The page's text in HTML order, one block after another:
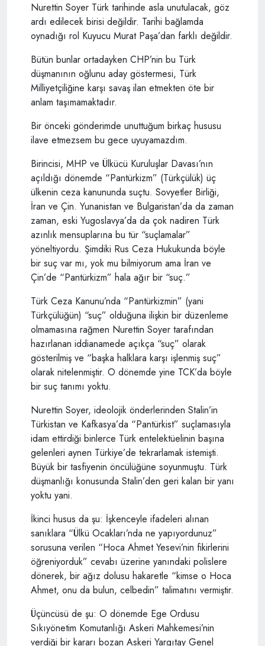
Nurettin Soyer Türk tarihinde asla unutulacak, göz
ardı edilecek birisi değildir. Tarihi bağlamda
oynadığı rol Kuyucu Murat Paşa’dan farklı değildir.
Bütün bunlar ortadayken CHP’nin bu Türk
düşmanının oğlunu aday göstermesi, Türk
Milliyetçiliğine karşı savaş ilan etmekten öte bir
anlam taşımamaktadır.
Bir önceki gönderimde unuttuğum birkaç hususu
ilave etmezsem bu gece uyuyamazdım.
Birincisi, MHP ve Ülkücü Kuruluşlar Davası’nın
açıldığı dönemde “Pantürkizm” (Türkçülük) üç
ülkenin ceza kanununda suçtu. Sovyetler Birliği,
İran ve Çin. Yunanistan ve Bulgaristan’da da zaman
zaman, eski Yugoslavya’da da çok nadiren Türk
azınlık mensuplarına bu tür “suçlamalar”
yöneltiyordu. Şimdiki Rus Ceza Hukukunda böyle
bir suç var mı, yok mu bilmiyorum ama İran ve
Çin’de “Pantürkizm” hala ağır bir “suç.”
Türk Ceza Kanunu’nda “Pantürkizmin” (yani
Türkçülüğün) “suç” olduğuna ilişkin bir düzenleme
olmamasına rağmen Nurettin Soyer tarafından
hazırlanan iddianamede açıkça “suç” olarak
gösterilmiş ve “başka halklara karşı işlenmiş suç”
olarak nitelenmiştir. O dönemde yine TCK’da böyle
bir suç tanımı yoktu.
Nurettin Soyer, ideolojik önderlerinden Stalin’in
Türkistan ve Kafkasya’da “Pantürkist” suçlamasıyla
idam ettirdiği binlerce Türk entelektüelinin başına
gelenleri aynen Türkiye’de tekrarlamak istemişti.
Büyük bir tasfiyenin öncülüğüne soyunmuştu. Türk
düşmanlığı konusunda Stalin’den geri kalan bir yanı
yoktu yani.
İkinci husus da şu: İşkenceyle ifadeleri alınan
sanıklara “Ülkü Ocakları’nda ne yapıyordunuz”
sorusuna verilen “Hoca Ahmet Yesevi’nin fikirlerini
öğreniyorduk” cevabı üzerine yanındaki polislere
dönerek, bir ağız dolusu hakaretle “kimse o Hoca
Ahmet, onu da bulun, celbedin” talimatını vermiştir.
Üçüncüsü de şu: O dönemde Ege Ordusu
Sıkıyönetim Komutanlığı Askeri Mahkemesi’nin
verdiği bir kararı bozan Askeri Yargıtay Genel